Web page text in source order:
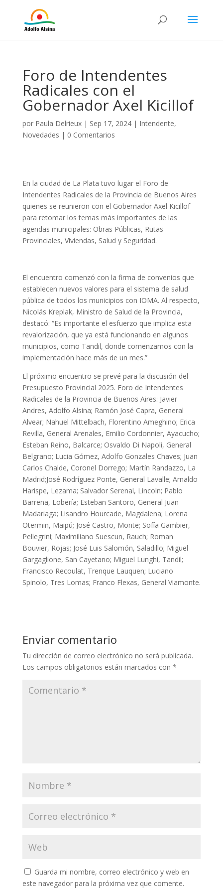
Foro de Intendentes
Radicales con el
Gobernador Axel Kicillof
por Paula Delrieux| Sep 17, 2024| Intendente,
Novedades | 0 Comentarios
En la ciudad de La Plata tuvo lugar el Foro de
Intendentes Radicales de la Provincia de Buenos Aires
quienes se reunieron con el Gobernador Axel Kicillof
para retomar los temas más importantes de las
agendas municipales: Obras Públicas, Rutas
Provinciales, Viviendas, Salud y Seguridad.
El encuentro comenzó con la firma de convenios que
establecen nuevos valores para el sistema de salud
pública de todos los municipios con IOMA. Al respecto,
Nicolás Kreplak, Ministro de Salud de la Provincia,
destacó: “Es importante el esfuerzo que implica esta
revalorización, que ya está funcionando en algunos
municipios, como Tandil, donde comenzamos con la
implementación hace más de un mes.”
El próximo encuentro se prevé para la discusión del
Presupuesto Provincial 2025. Foro de Intendentes
Radicales de la Provincia de Buenos Aires: Javier
Andres, Adolfo Alsina; Ramón José Capra, General
Alvear; Nahuel Mittelbach, Florentino Ameghino; Erica
Revilla, General Arenales, Emilio Cordonnier, Ayacucho;
Esteban Reino, Balcarce; Osvaldo Di Napoli, General
Belgrano; Lucia Gómez, Adolfo Gonzales Chaves; Juan
Carlos Chalde, Coronel Dorrego; Martín Randazzo, La
Madrid;José Rodríguez Ponte, General Lavalle; Arnaldo
Harispe, Lezama; Salvador Serenal, Lincoln; Pablo
Barrena, Lobería; Esteban Santoro, General Juan
Madariaga; Lisandro Hourcade, Magdalena; Lorena
Otermin, Maipú; José Castro, Monte; Sofía Gambier,
Pellegrini; Maximiliano Suescun, Rauch; Roman
Bouvier, Rojas; José Luis Salomón, Saladillo; Miguel
Gargaglione, San Cayetano; Miguel Lunghi, Tandil;
Francisco Recoulat, Trenque Lauquen; Luciano
Spinolo, Tres Lomas; Franco Flexas, General Viamonte.
Enviar comentario
Tu dirección de correo electrónico no será publicada.
Los campos obligatorios están marcados con *
Guarda mi nombre, correo electrónico y web en
este navegador para la próxima vez que comente.